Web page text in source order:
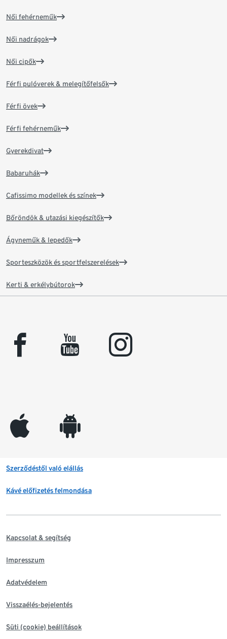
Női fehérneműk
Női nadrágok
Női cipők
Férfi pulóverek & melegítőfelsők
Férfi övek
Férfi fehérneműk
Gyerekdivat
Babaruhák
Cafissimo modellek és színek
Bőröndök & utazási kiegészítők
Ágyneműk & lepedők
Sporteszközök és sportfelszerelések
Kerti & erkélybútorok
facebook youtube instagram
appleinc android
Szerződéstől való elállás
Kávé előfizetés felmondása
Kapcsolat & segítség
Impresszum
Adatvédelem
Visszaélés-bejelentés
Süti (cookie) beállítások